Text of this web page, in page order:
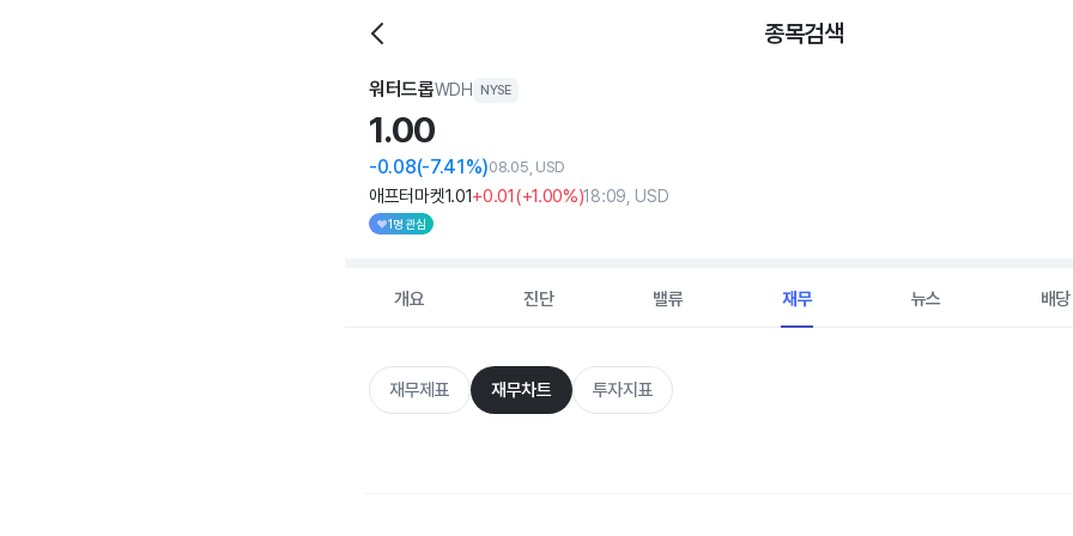
종목검색
워터드롭WDH NYSE
1.00
-0.08(-7.41%)08.05, USD
애프터마켓1.01+0.01(+1.00%)18:09, USD
1명 관심
개요 진단 밸류 재무 뉴스 배당
재무제표 재무차트 투자지표